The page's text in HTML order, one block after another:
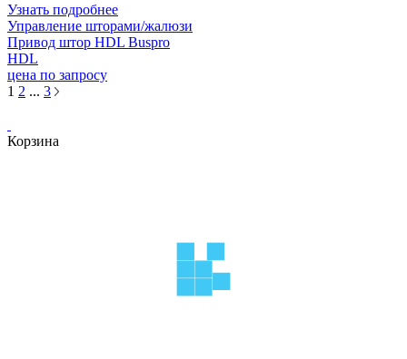
Узнать подробнее
Управление шторами/жалюзи
Привод штор HDL Buspro
HDL
цена по запросу
1 2 ... 3
Корзина